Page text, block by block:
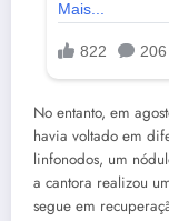
No entanto, em
havia voltado em
linfonodos, um
a cantora realizou
segue em